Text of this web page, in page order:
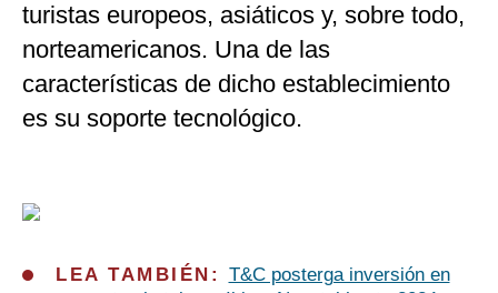
turistas europeos, asiáticos y, sobre todo,
norteamericanos. Una de las
características de dicho establecimiento
es su soporte tecnológico.
LEA TAMBIÉN: T&C posterga inversión en